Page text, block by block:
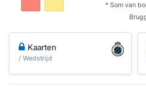
* Som van
Kaarten
/ Wedstrijd